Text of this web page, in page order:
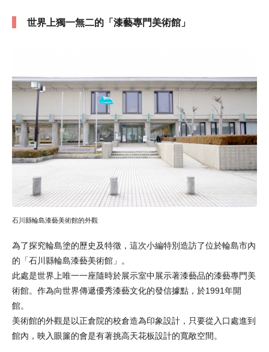
世界上獨一無二的「漆藝專門美術館」
石川縣輪島漆藝美術館的外觀
為了探究輪島塗的歷史及特徵，這次小編特別造訪了位於輪島市內
的「石川縣輪島漆藝美術館」。
此處是世界上唯一一座隨時於展示室中展示著漆藝品的漆藝專門美
術館。作為向世界傳遞優秀漆藝文化的發信據點，於1991年開
館。
美術館的外觀是以正倉院的校倉造為印象設計，只要從入口處進到
館內，映入眼簾的會是有著挑高天花板設計的寬敞空間。